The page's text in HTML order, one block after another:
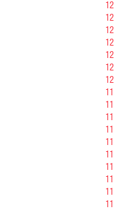
12
12
12
12
12
12
12
11
11
11
11
11
11
11
11
11
11